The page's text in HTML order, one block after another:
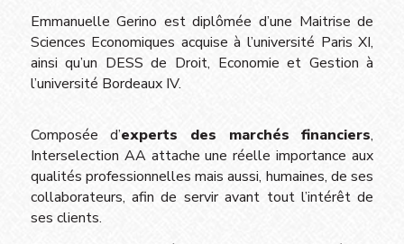
Emmanuelle Gerino est diplômée d’une Maitrise de
Sciences Economiques acquise à l’université Paris XI,
ainsi qu’un DESS de Droit, Economie et Gestion à
l’université Bordeaux IV.
Composée d’experts des marchés financiers,
Interselection AA attache une réelle importance aux
qualités professionnelles mais aussi, humaines, de ses
collaborateurs, afin de servir avant tout l’intérêt de
ses clients.